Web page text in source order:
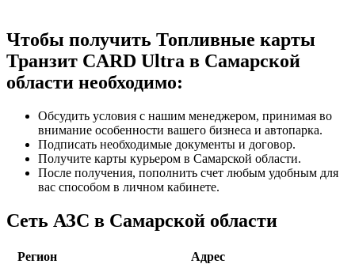
Чтобы получить Топливные карты
Транзит CARD Ultra в Самарской
области необходимо:
Обсудить условия с нашим менеджером, принимая во
внимание особенности вашего бизнеса и автопарка.
Подписать необходимые документы и договор.
Получите карты курьером в Самарской области.
После получения, пополнить счет любым удобным для
вас способом в личном кабинете.
Сеть АЗС в Самарской области
Регион
Адрес